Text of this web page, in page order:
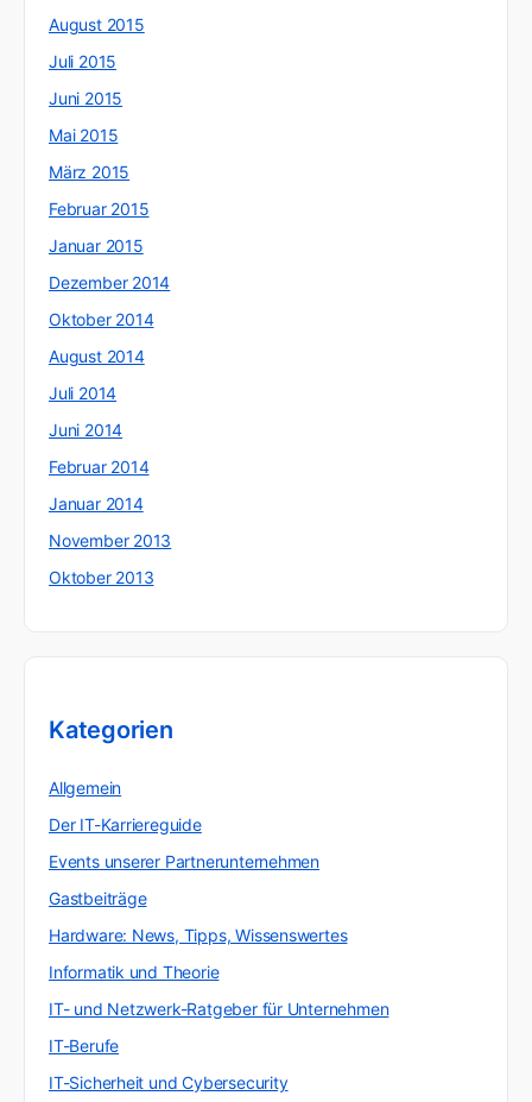
August 2015
Juli 2015
Juni 2015
Mai 2015
März 2015
Februar 2015
Januar 2015
Dezember 2014
Oktober 2014
August 2014
Juli 2014
Juni 2014
Februar 2014
Januar 2014
November 2013
Oktober 2013
Kategorien
Allgemein
Der IT-Karriereguide
Events unserer Partnerunternehmen
Gastbeiträge
Hardware: News, Tipps, Wissenswertes
Informatik und Theorie
IT- und Netzwerk-Ratgeber für Unternehmen
IT-Berufe
IT-Sicherheit und Cybersecurity